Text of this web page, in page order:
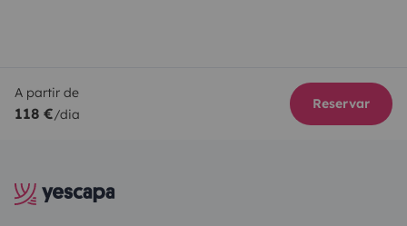
A partir de
118 €/dia
Reservar